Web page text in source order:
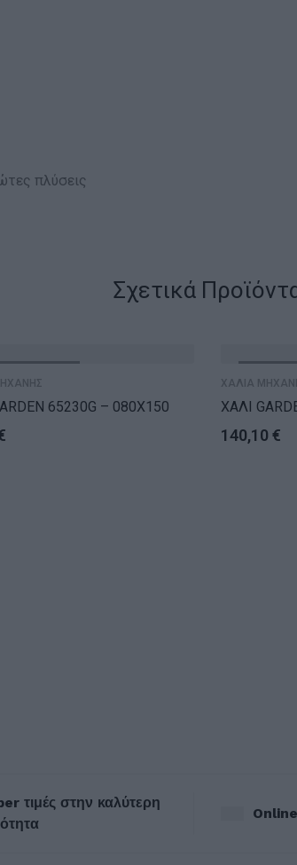
πλύσεις
Σχετικά
65230G – 080X150
ΧΑΛΙΑ
ΧΑΛΙ
140,10 €
τιμές στην καλύτερη